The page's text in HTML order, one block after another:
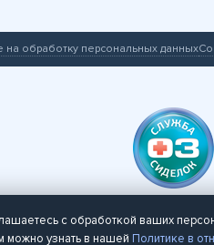
на обработку персональных данных
с обработкой ваших
узнать в нашей Политике в